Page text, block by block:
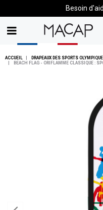
Besoin
ACCUEIL
DRAPEAUX DES SPORTS
BEACH FLAG - ORIFLAMME CLASSIQUE :